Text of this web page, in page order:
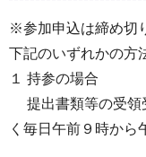
※参加申込は締め切
下記のいずれかの⽅
１ 持参の場合
提出書類等の受領
く毎⽇午前９時から